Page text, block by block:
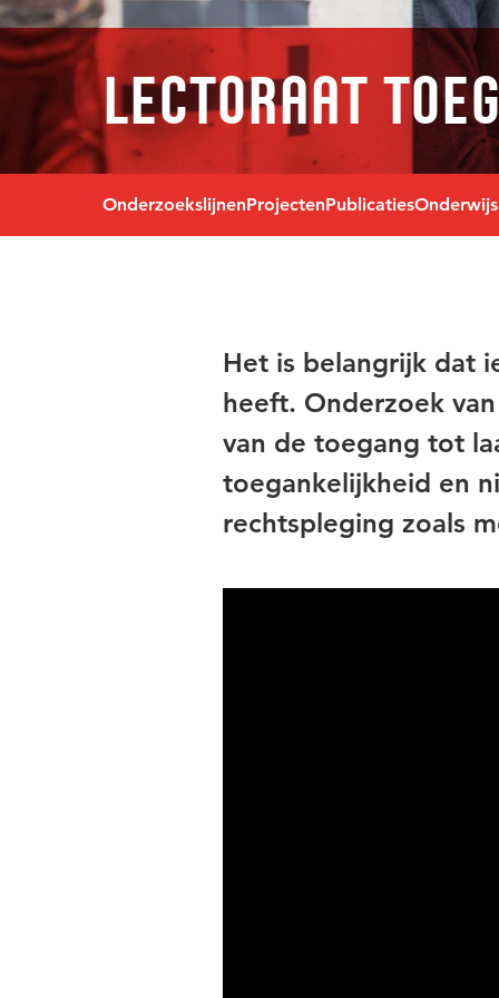
Lectoraat
OnderzoekslijnenProjectenPublicatiesOnderwijs
Het is belangrijk dat
heeft. Onderzoek
van de toegang tot
toegankelijkheid en
rechtspleging zoals